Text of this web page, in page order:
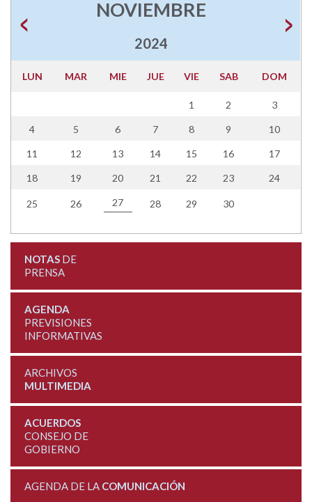
NOVIEMBRE
2024
LUN MAR MIE JUE VIE SAB DOM
1 2 3
4 5 6 7 8 9 10
11 12 13 14 15 16 17
18 19 20 21 22 23 24
25 26 27 28 29 30
NOTASDE
PRENSA
AGENDA
PREVISIONES
INFORMATIVAS
ARCHIVOS
MULTIMEDIA
ACUERDOS
CONSEJO DE
GOBIERNO
AGENDA DE LA COMUNICACIÓN